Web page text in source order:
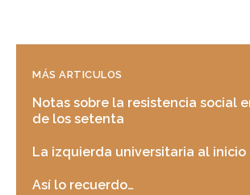
MÁS ARTICULOS
Notas sobre la resistencia social
de los setenta
La izquierda universitaria al inicio
Así lo recuerdo…